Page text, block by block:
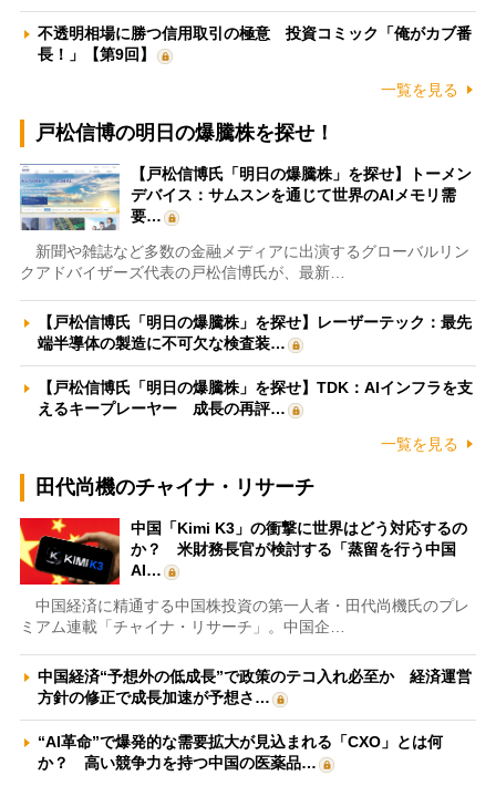
不透明相場に勝つ信用取引の極意 投資コミック「俺がカブ番
長！」【第9回】
一覧を見る
戸松信博の明日の爆騰株を探せ！
【戸松信博氏「明日の爆騰株」を探せ】トーメン
デバイス：サムスンを通じて世界のAIメモリ需
要…
新聞や雑誌など多数の金融メディアに出演するグローバルリン
クアドバイザーズ代表の戸松信博氏が、最新…
【戸松信博氏「明日の爆騰株」を探せ】レーザーテック：最先
端半導体の製造に不可欠な検査装…
【戸松信博氏「明日の爆騰株」を探せ】TDK：AIインフラを支
えるキープレーヤー 成長の再評…
一覧を見る
田代尚機のチャイナ・リサーチ
中国「Kimi K3」の衝撃に世界はどう対応するの
か？ 米財務長官が検討する「蒸留を行う中国
AI…
中国経済に精通する中国株投資の第一人者・田代尚機氏のプレ
ミアム連載「チャイナ・リサーチ」。中国企…
中国経済“予想外の低成長”で政策のテコ入れ必至か 経済運営
方針の修正で成長加速が予想さ…
“AI革命”で爆発的な需要拡大が見込まれる「CXO」とは何
か？ 高い競争力を持つ中国の医薬品…